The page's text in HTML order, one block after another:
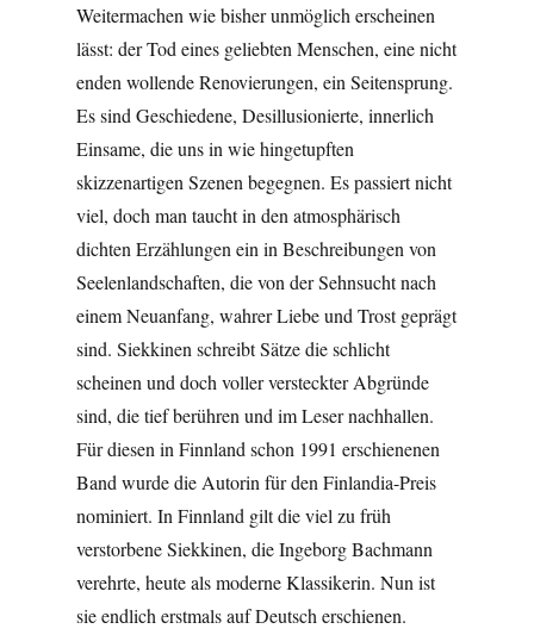
Weitermachen wie bisher unmöglich erscheinen
lässt: der Tod eines geliebten Menschen, eine nicht
enden wollende Renovierungen, ein Seitensprung.
Es sind Geschiedene, Desillusionierte, innerlich
Einsame, die uns in wie hingetupften
skizzenartigen Szenen begegnen. Es passiert nicht
viel, doch man taucht in den atmosphärisch
dichten Erzählungen ein in Beschreibungen von
Seelenlandschaften, die von der Sehnsucht nach
einem Neuanfang, wahrer Liebe und Trost geprägt
sind. Siekkinen schreibt Sätze die schlicht
scheinen und doch voller versteckter Abgründe
sind, die tief berühren und im Leser nachhallen.
Für diesen in Finnland schon 1991 erschienenen
Band wurde die Autorin für den Finlandia-Preis
nominiert. In Finnland gilt die viel zu früh
verstorbene Siekkinen, die Ingeborg Bachmann
verehrte, heute als moderne Klassikerin. Nun ist
sie endlich erstmals auf Deutsch erschienen.